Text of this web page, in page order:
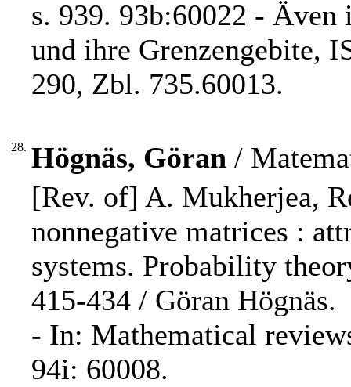
s. 939. 93b:60022 -
und ihre Grenzengebite,
290, Zbl. 735.60013.
28. Högnäs, Göran /
[Rev. of] A. Mukherjea,
nonnegative matrices :
systems. Probability
415-434 / Göran Högnäs.
- In: Mathematical
94i: 60008.